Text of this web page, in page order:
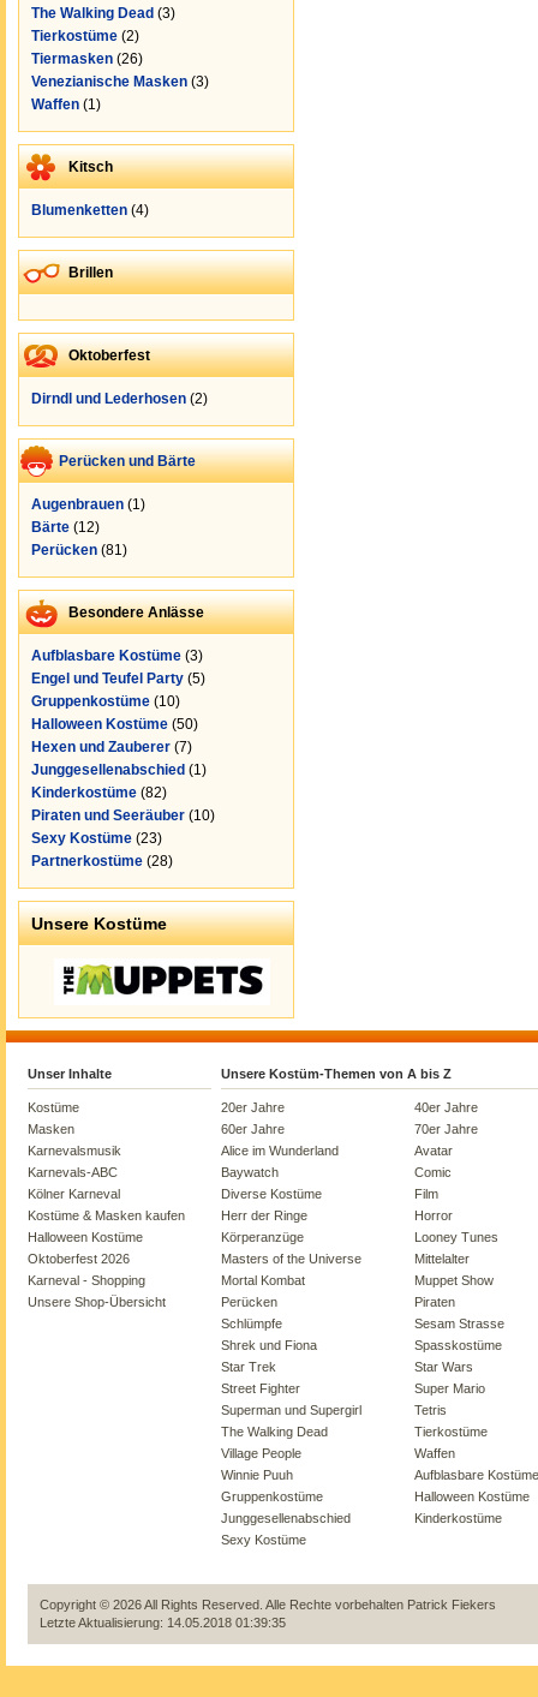
The Walking Dead (3)
Tierkostüme (2)
Tiermasken (26)
Venezianische Masken (3)
Waffen (1)
Kitsch
Blumenketten (4)
Brillen
Oktoberfest
Dirndl und Lederhosen (2)
Perücken und Bärte
Augenbrauen (1)
Bärte (12)
Perücken (81)
Besondere Anlässe
Aufblasbare Kostüme (3)
Engel und Teufel Party (5)
Gruppenkostüme (10)
Halloween Kostüme (50)
Hexen und Zauberer (7)
Junggesellenabschied (1)
Kinderkostüme (82)
Piraten und Seeräuber (10)
Sexy Kostüme (23)
Partnerkostüme (28)
Unsere Kostüme
Unser Inhalte
Kostüme
Masken
Karnevalsmusik
Karnevals-ABC
Kölner Karneval
Kostüme & Masken kaufen
Halloween Kostüme
Oktoberfest 2026
Karneval - Shopping
Unsere Shop-Übersicht
Unsere Kostüm-Themen von A bis Z
20er Jahre
40er Jahre
60er Jahre
70er Jahre
Alice im Wunderland
Avatar
Baywatch
Comic
Diverse Kostüme
Film
Herr der Ringe
Horror
Körperanzüge
Looney Tunes
Masters of the Universe
Mittelalter
Mortal Kombat
Muppet Show
Perücken
Piraten
Schlümpfe
Sesam Strasse
Shrek und Fiona
Spasskostüme
Star Trek
Star Wars
Street Fighter
Super Mario
Superman und Supergirl
Tetris
The Walking Dead
Tierkostüme
Village People
Waffen
Winnie Puuh
Aufblasbare Kostüme
Gruppenkostüme
Halloween Kostüme
Junggesellenabschied
Kinderkostüme
Sexy Kostüme
Copyright © 2026 All Rights Reserved. Alle Rechte vorbehalten Patrick Fiekers
Letzte Aktualisierung: 14.05.2018 01:39:35